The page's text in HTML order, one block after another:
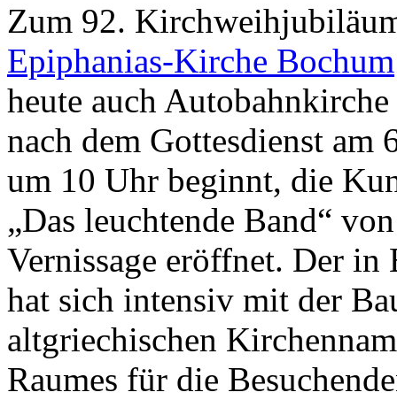
Zum 92.
Epiphanias-Kirche Bochum
heute auch
nach dem Gottesdienst am
um 10 Uhr beginnt, die
„Das leuchtende Band“
Vernissage eröffnet. Der in
hat sich intensiv mit der
altgriechischen
Raumes für die